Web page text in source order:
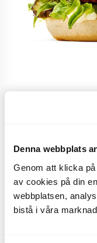
Denna webbplats
Genom att klicka
av cookies på din
webbplatsen,
bistå i våra
Växtbaserad
lök, saltgurka,
majonnäs och